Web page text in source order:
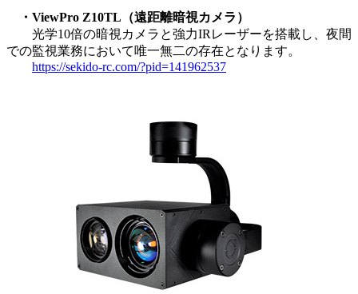
・ViewPro Z10TL（遠距離暗視カメラ）
光学10倍の暗視カメラと強力IRレーザーを搭載し、夜間
での監視業務において唯一無二の存在となります。
https://sekido-rc.com/?pid=141962537